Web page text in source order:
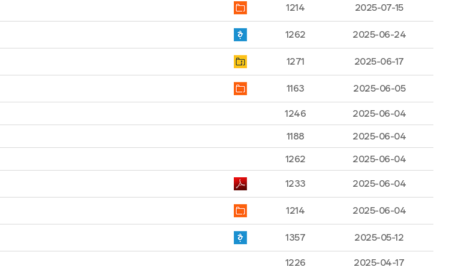
1214 2025-07-15
1262 2025-06-24
1271 2025-06-17
1163 2025-06-05
1246
2025-06-04
1188
2025-06-04
1262 2025-06-04
1233 2025-06-04
1214 2025-06-04
1357 2025-05-12
1226
2025-04-17